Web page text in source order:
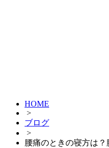
HOME
>
ブログ
>
腰痛のときの寝方は